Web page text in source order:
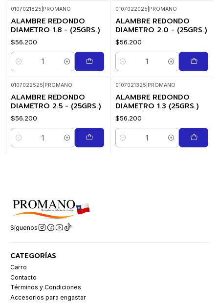
0107021825 PROMANO
ALAMBRE REDONDO
DIAMETRO 1.8 - (25GRS.)
$56.200
Cantidad
0107022025 PROMANO
ALAMBRE REDONDO
DIAMETRO 2.0 - (25GRS.)
$56.200
Cantidad
0107022525 PROMANO
ALAMBRE REDONDO
DIAMETRO 2.5 - (25GRS.)
$56.200
Cantidad
0107021325 PROMANO
ALAMBRE REDONDO
DIAMETRO 1.3 (25GRS.)
$56.200
Cantidad
Síguenos
CATEGORÍAS
Carro
Contacto
Términos y Condiciones
Accesorios para engastar